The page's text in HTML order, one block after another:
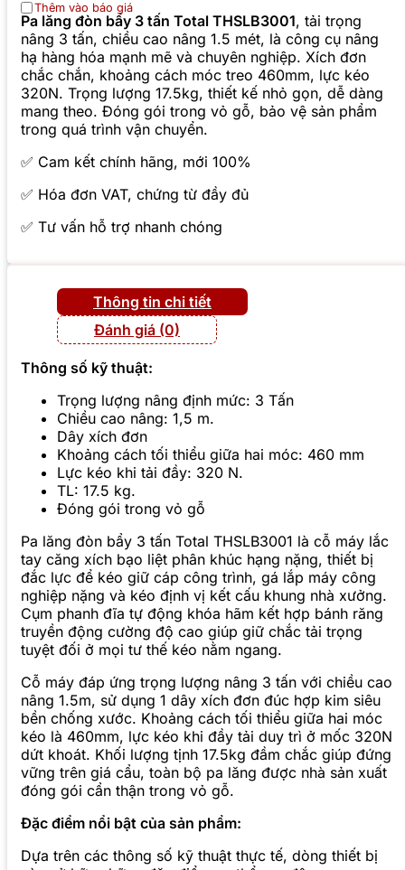
Thêm vào báo giá
Pa lăng đòn bẩy 3 tấn Total THSLB3001, tải trọng
nâng 3 tấn, chiều cao nâng 1.5 mét, là công cụ nâng
hạ hàng hóa mạnh mẽ và chuyên nghiệp. Xích đơn
chắc chắn, khoảng cách móc treo 460mm, lực kéo
320N. Trọng lượng 17.5kg, thiết kế nhỏ gọn, dễ dàng
mang theo. Đóng gói trong vỏ gỗ, bảo vệ sản phẩm
trong quá trình vận chuyển.
✅ Cam kết chính hãng, mới 100%
✅ Hóa đơn VAT, chứng từ đầy đủ
✅ Tư vấn hỗ trợ nhanh chóng
Thông tin chi tiết
Đánh giá (0)
Thông số kỹ thuật:
Trọng lượng nâng định mức: 3 Tấn
Chiều cao nâng: 1,5 m.
Dây xích đơn
Khoảng cách tối thiểu giữa hai móc: 460 mm
Lực kéo khi tải đầy: 320 N.
TL: 17.5 kg.
Đóng gói trong vỏ gỗ
Pa lăng đòn bẩy 3 tấn Total THSLB3001 là cỗ máy lắc
tay căng xích bạo liệt phân khúc hạng nặng, thiết bị
đắc lực để kéo giữ cáp công trình, gá lắp máy công
nghiệp nặng và kéo định vị kết cấu khung nhà xưởng.
Cụm phanh đĩa tự động khóa hãm kết hợp bánh răng
truyền động cường độ cao giúp giữ chắc tải trọng
tuyệt đối ở mọi tư thế kéo nằm ngang.
Cỗ máy đáp ứng trọng lượng nâng 3 tấn với chiều cao
nâng 1.5m, sử dụng 1 dây xích đơn đúc hợp kim siêu
bền chống xước. Khoảng cách tối thiểu giữa hai móc
kéo là 460mm, lực kéo khi đầy tải duy trì ở mốc 320N
dứt khoát. Khối lượng tịnh 17.5kg đầm chắc giúp đứng
vững trên giá cẩu, toàn bộ pa lăng được nhà sản xuất
đóng gói cẩn thận trong vỏ gỗ.
Đặc điểm nổi bật của sản phẩm:
Dựa trên các thông số kỹ thuật thực tế, dòng thiết bị